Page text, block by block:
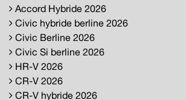
Accord Hybride 2026
Civic hybride berline 2026
Civic Berline 2026
Civic Si berline 2026
HR-V 2026
CR-V 2026
CR-V hybride 2026